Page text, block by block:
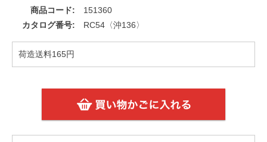
商品コード
151360
カタログ番号
RC54〈沖136〉
荷造送料165円